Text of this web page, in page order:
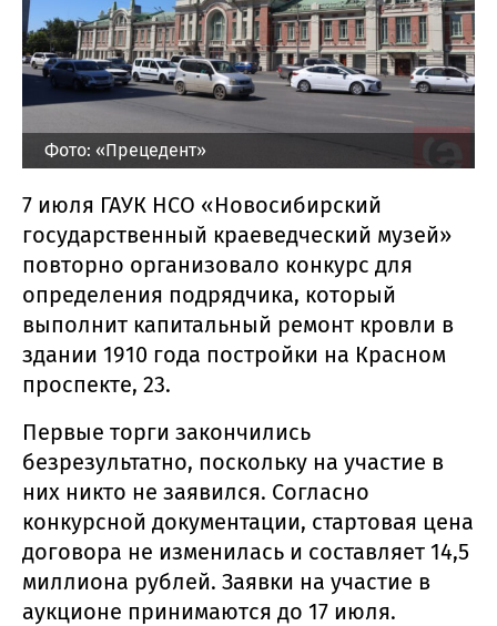
Фото: «Прецедент»
7 июля ГАУК НСО «Новосибирский
государственный краеведческий музей»
повторно организовало конкурс для
определения подрядчика, который
выполнит капитальный ремонт кровли в
здании 1910 года постройки на Красном
проспекте, 23.
Первые торги закончились
безрезультатно, поскольку на участие в
них никто не заявился. Согласно
конкурсной документации, стартовая цена
договора не изменилась и составляет 14,5
миллиона рублей. Заявки на участие в
аукционе принимаются до 17 июля.